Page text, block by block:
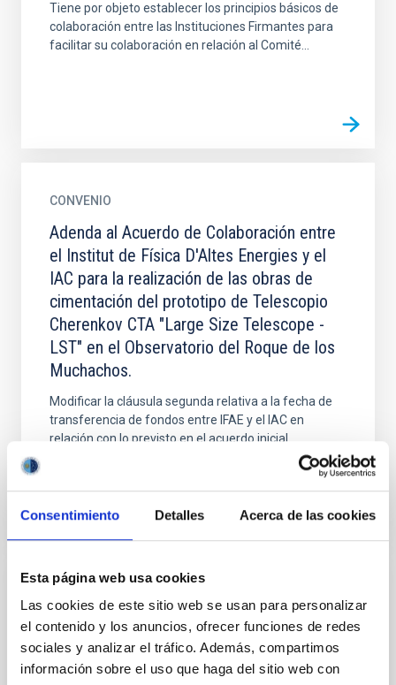
Consentimiento Detalles Acerca de las cookies
Esta página web usa cookies
Las cookies de este sitio web se usan para personalizar
el contenido y los anuncios, ofrecer funciones de redes
sociales y analizar el tráfico. Además, compartimos
información sobre el uso que haga del sitio web con
Tiene por objeto establecer los principios básicos de
colaboración entre las Instituciones Firmantes para
facilitar su colaboración en relación al Comité...
CONVENIO
Adenda al Acuerdo de Colaboración entre
el Institut de Física D'Altes Energies y el
IAC para la realización de las obras de
cimentación del prototipo de Telescopio
Cherenkov CTA "Large Size Telescope -
LST" en el Observatorio del Roque de los
Muchachos.
Modificar la cláusula segunda relativa a la fecha de
transferencia de fondos entre IFAE y el IAC en
relación con lo previsto en el acuerdo inicial.
Anexo al Memorandum of Understanding
for the CTA design study entre el IAC e
IFAE